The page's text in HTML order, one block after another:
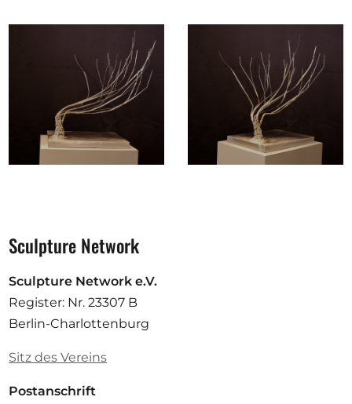
Sculpture Network
Sculpture Network e.V.
Register: Nr. 23307 B
Berlin-Charlottenburg
Sitz des Vereins
Postanschrift